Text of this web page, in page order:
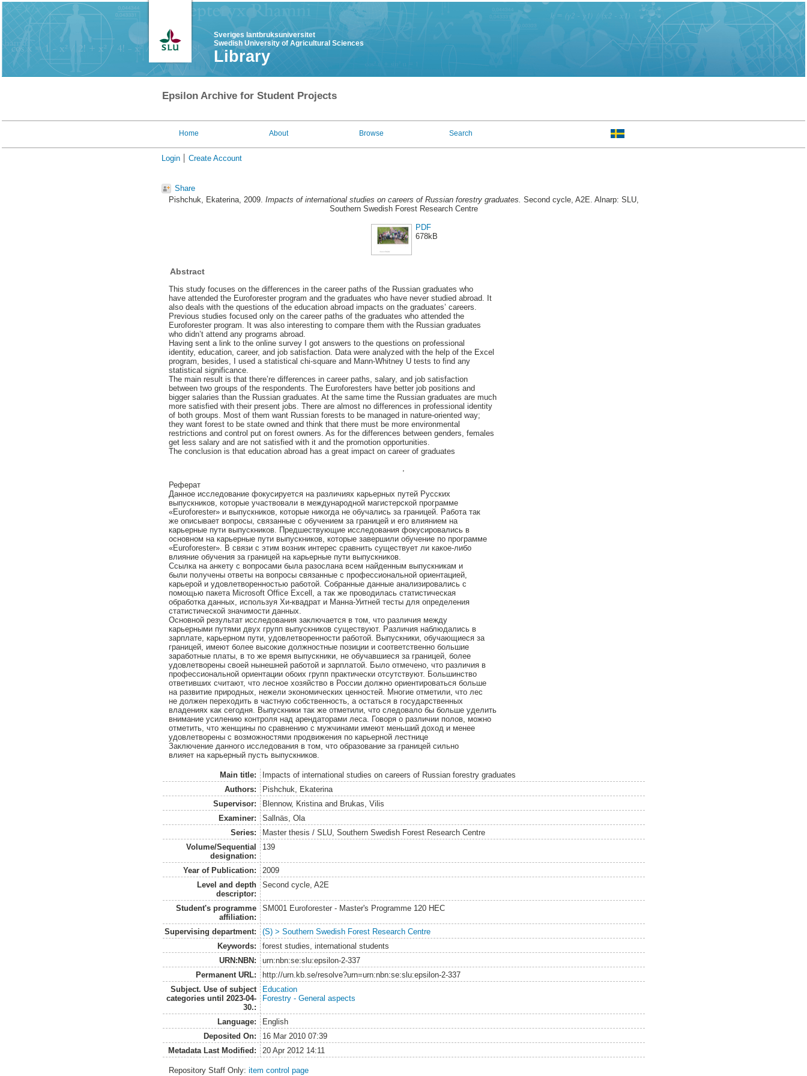
Sveriges lantbruksuniversitet
Swedish University of Agricultural Sciences
Library
Epsilon Archive for Student Projects
Home About Browse Search
Login Create Account
Share
Pishchuk, Ekaterina, 2009. Impacts of international studies on careers of Russian forestry graduates. Second cycle, A2E. Alnarp: SLU,
Southern Swedish Forest Research Centre
PDF
678kB
Abstract
This study focuses on the differences in the career paths of the Russian graduates who
have attended the Euroforester program and the graduates who have never studied abroad. It
also deals with the questions of the education abroad impacts on the graduates’ careers.
Previous studies focused only on the career paths of the graduates who attended the
Euroforester program. It was also interesting to compare them with the Russian graduates
who didn’t attend any programs abroad.
Having sent a link to the online survey I got answers to the questions on professional
identity, education, career, and job satisfaction. Data were analyzed with the help of the Excel
program, besides, I used a statistical chi-square and Mann-Whitney U tests to find any
statistical significance.
The main result is that there’re differences in career paths, salary, and job satisfaction
between two groups of the respondents. The Euroforesters have better job positions and
bigger salaries than the Russian graduates. At the same time the Russian graduates are much
more satisfied with their present jobs. There are almost no differences in professional identity
of both groups. Most of them want Russian forests to be managed in nature-oriented way;
they want forest to be state owned and think that there must be more environmental
restrictions and control put on forest owners. As for the differences between genders, females
get less salary and are not satisfied with it and the promotion opportunities.
The conclusion is that education abroad has a great impact on career of graduates
Реферат
Данное исследование фокусируется на различиях карьерных путей Русских
выпускников, которые участвовали в международной магистерской программе
«Euroforester» и выпускников, которые никогда не обучались за границей. Работа так
же описывает вопросы, связанные с обучением за границей и его влиянием на
карьерные пути выпускников. Предшествующие исследования фокусировались в
основном на карьерные пути выпускников, которые завершили обучение по программе
«Euroforester». В связи с этим возник интерес сравнить существует ли какое-либо
влияние обучения за границей на карьерные пути выпускников.
Ссылка на анкету с вопросами была разослана всем найденным выпускникам и
были получены ответы на вопросы связанные с профессиональной ориентацией,
карьерой и удовлетворенностью работой. Собранные данные анализировались с
помощью пакета Microsoft Office Excell, а так же проводилась статистическая
обработка данных, используя Хи-квадрат и Манна-Уитней тесты для определения
статистической значимости данных.
Основной результат исследования заключается в том, что различия между
карьерными путями двух групп выпускников существуют. Различия наблюдались в
зарплате, карьерном пути, удовлетворенности работой. Выпускники, обучающиеся за
границей, имеют более высокие должностные позиции и соответственно большие
заработные платы, в то же время выпускники, не обучавшиеся за границей, более
удовлетворены своей нынешней работой и зарплатой. Было отмечено, что различия в
профессиональной ориентации обоих групп практически отсутствуют. Большинство
ответивших считают, что лесное хозяйство в России должно ориентироваться больше
на развитие природных, нежели экономических ценностей. Многие отметили, что лес
не должен переходить в частную собственность, а остаться в государственных
владениях как сегодня. Выпускники так же отметили, что следовало бы больше уделить
внимание усилению контроля над арендаторами леса. Говоря о различии полов, можно
отметить, что женщины по сравнению с мужчинами имеют меньший доход и менее
удовлетворены с возможностями продвижения по карьерной лестнице
Заключение данного исследования в том, что образование за границей сильно
влияет на карьерный пусть выпускников.
Main title:
Impacts of international studies on careers of Russian forestry graduates
Authors:
Pishchuk, Ekaterina
Supervisor:
Blennow, Kristinaand Brukas, Vilis
Examiner:
Sallnäs, Ola
Series:
Master thesis / SLU, Southern Swedish Forest Research Centre
Volume/Sequential
designation:
139
Year of Publication:
2009
Level and depth
descriptor:
Second cycle, A2E
Student's programme
affiliation:
SM001 Euroforester - Master's Programme 120 HEC
Supervising department:
(S) > Southern Swedish Forest Research Centre
Keywords:
forest studies, international students
URN:NBN:
urn:nbn:se:slu:epsilon-2-337
Permanent URL:
http://urn.kb.se/resolve?urn=urn:nbn:se:slu:epsilon-2-337
Subject. Use of subject
categories until 2023-04-
30.:
Education
Forestry - General aspects
Language:
English
Deposited On:
16 Mar 2010 07:39
Metadata Last Modified:
20 Apr 2012 14:11
Repository Staff Only:item control page